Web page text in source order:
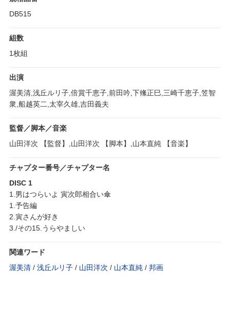
DB515
組数
1枚組
出演
渥美清,浅丘ルリ子,倍賞千恵子,前田吟,下絛正巳,三崎千恵子,笠智
衆,船越英二,太宰久雄,吉田義夫
監督／脚本／音楽
山田洋次 【監督】,山田洋次 【脚本】,山本直純 【音楽】
チャプター番号／チャプター名
DISC 1
1.男はつらいよ 寅次郎相合い傘
1.予告編
2.寅さんが好き
3./その15.うらやましい
関連ワード
渥美清 / 浅丘ルリ子 / 山田洋次 / 山本直純 / 邦画